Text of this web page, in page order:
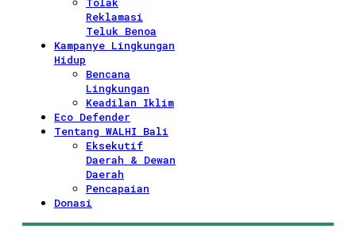
Reklamasi
Teluk Benoa
Kampanye Lingkungan
Hidup
Bencana
Lingkungan
Keadilan Iklim
Eco Defender
Tentang WALHI Bali
Eksekutif
Daerah & Dewan
Daerah
Pencapaian
Donasi